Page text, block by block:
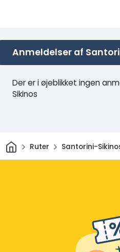
Anmeldelser af
Der er i øjeblikket ingen
Sikinos
HjemRuter Santorini-